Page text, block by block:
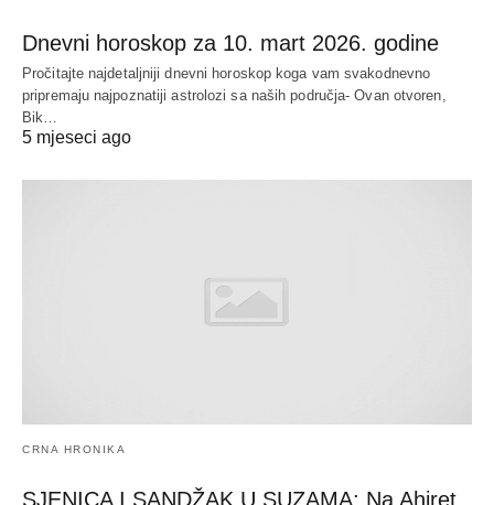
Dnevni horoskop za 10. mart 2026. godine
Pročitajte najdetaljniji dnevni horoskop koga vam svakodnevno
pripremaju najpoznatiji astrolozi sa naših područja- Ovan otvoren,
Bik…
5 mjeseci ago
CRNA HRONIKA
SJENICA I SANDŽAK U SUZAMA: Na Ahiret